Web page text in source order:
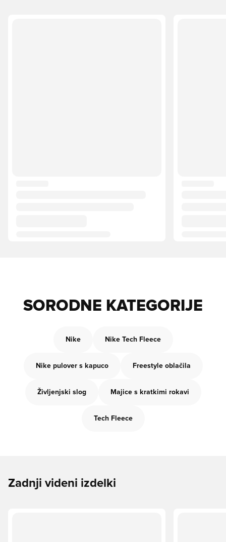
SORODNE KATEGORIJE
Nike Nike Tech Fleece
Nike pulover s kapuco Freestyle oblačila
Življenjski slog Majice s kratkimi rokavi
Tech Fleece
Zadnji videni izdelki